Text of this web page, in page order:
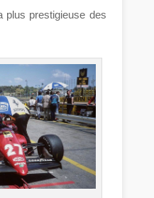
plus prestigieuse des